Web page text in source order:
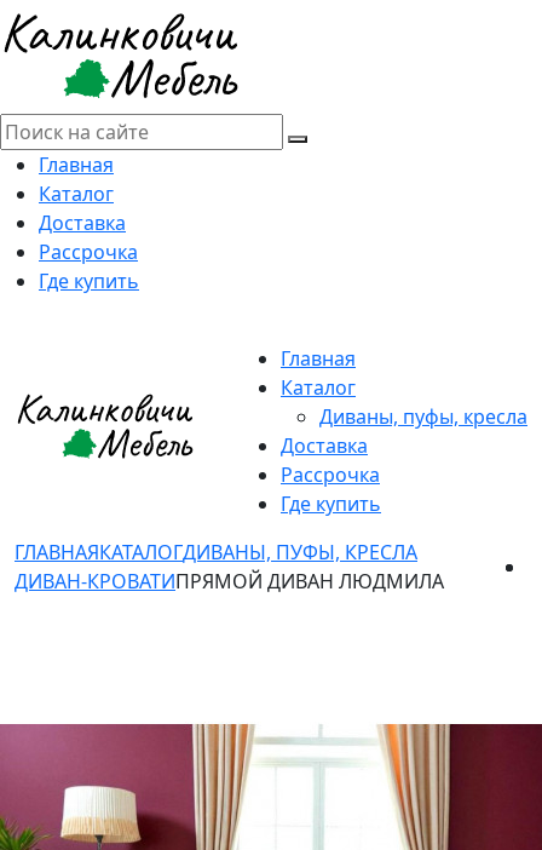
Главная
Каталог
Доставка
Рассрочка
Где купить
Главная
Каталог
Диваны, пуфы, кресла
Доставка
Рассрочка
Где купить
ГЛАВНАЯКАТАЛОГДИВАНЫ, ПУФЫ, КРЕСЛА
ДИВАН-КРОВАТИПРЯМОЙ ДИВАН ЛЮДМИЛА